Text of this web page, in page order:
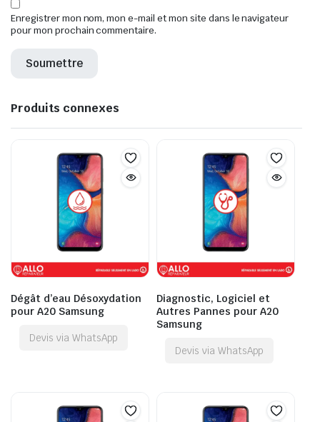
Enregistrer mon nom, mon e-mail et mon site dans le navigateur
pour mon prochain commentaire.
Produits connexes
Dégât d’eau Désoxydation
pour A20 Samsung
Devis via WhatsApp
Diagnostic, Logiciel et
Autres Pannes pour A20
Samsung
Devis via WhatsApp